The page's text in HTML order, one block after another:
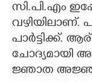
സി.പി.എം
വഴിയിലാണ്.
പാർട്ടിക്ക്.
ചോദ്യമായി
ജ്ഞാത